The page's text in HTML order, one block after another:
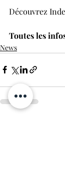
Découvrez
Toutes les
News